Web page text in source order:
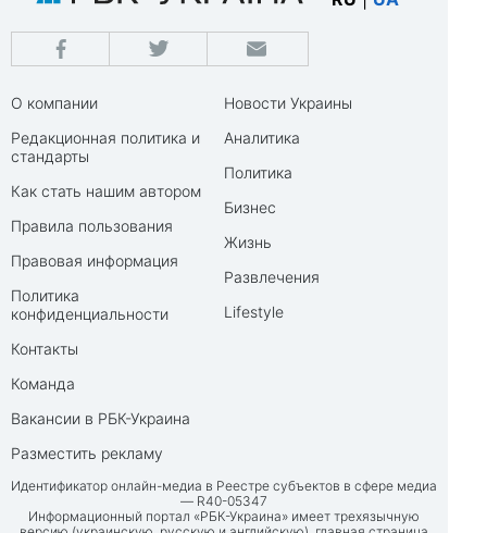
О компании
Редакционная политика и
стандарты
Как стать нашим автором
Правила пользования
Правовая информация
Политика
конфиденциальности
Контакты
Команда
Вакансии в РБК-Украина
Разместить рекламу
Новости Украины
Аналитика
Политика
Бизнес
Жизнь
Развлечения
Lifestyle
Идентификатор онлайн-медиа в Реестре субъектов в сфере медиа
— R40-05347
Информационный портал «РБК-Украина» имеет трехязычную